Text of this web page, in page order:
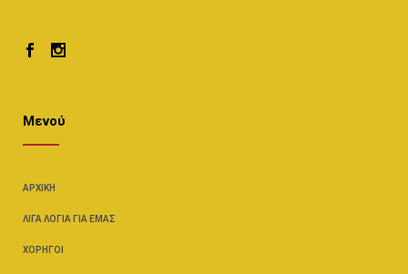
Μενού
ΑΡΧΙΚΉ
ΛΊΓΑ ΛΌΓΙΑ ΓΙΑ ΕΜΆΣ
ΧΟΡΗΓΟΊ